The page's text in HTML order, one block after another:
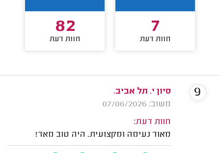
7
חוות דעת
82
חוות דעת
סיון י. תל אביב.
משוב: 07/06/2026
חוות דעת:
מאוד נעימה ומקצועית. היה טוב מאד!
9